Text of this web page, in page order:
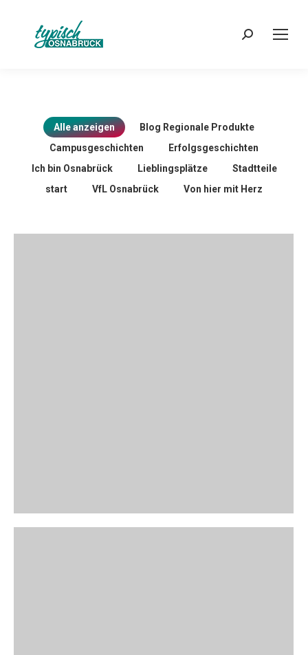
Search:
Alle anzeigen
Blog Regionale Produkte
Campusgeschichten
Erfolgsgeschichten
Ich bin Osnabrück
Lieblingsplätze
Stadtteile
start
VfL Osnabrück Von hier mit Herz